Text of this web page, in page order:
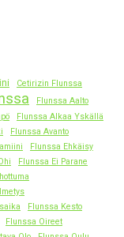
Cetirizin Flunssa
Flunssa Aalto
Flunssa Alkaa Yskällä
Flunssa Avanto
Flunssa Ehkäisy
Flunssa Ei Parane
Flunssa Kesto
Flunssa Oireet